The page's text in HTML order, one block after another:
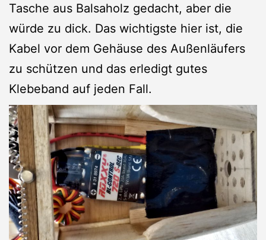
Tasche aus Balsaholz gedacht, aber die
würde zu dick. Das wichtigste hier ist, die
Kabel vor dem Gehäuse des Außenläufers
zu schützen und das erledigt gutes
Klebeband auf jeden Fall.